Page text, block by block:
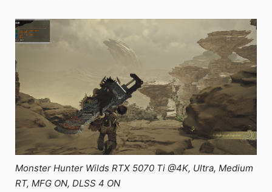
Monster Hunter Wilds RTX 5070 Ti @4K, Ultra, Medium
RT, MFG ON, DLSS 4 ON